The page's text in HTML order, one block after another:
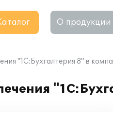
О продукции
"1С:Бухгалтерия 8" в